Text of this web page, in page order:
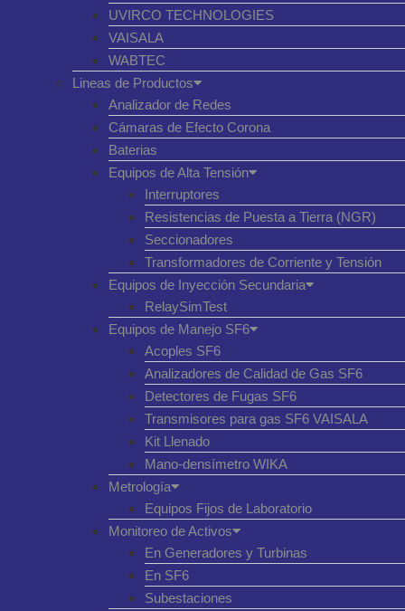
UVIRCO TECHNOLOGIES
VAISALA
WABTEC
Lineas de Productos
Analizador de Redes
Cámaras de Efecto Corona
Baterias
Equipos de Alta Tensión
Interruptores
Resistencias de Puesta a Tierra (NGR)
Seccionadores
Transformadores de Corriente y Tensión
Equipos de Inyección Secundaria
RelaySimTest
Equipos de Manejo SF6
Acoples SF6
Analizadores de Calidad de Gas SF6
Detectores de Fugas SF6
Transmisores para gas SF6 VAISALA
Kit Llenado
Mano-densímetro WIKA
Metrología
Equipos Fijos de Laboratorio
Monitoreo de Activos
En Generadores y Turbinas
En SF6
Subestaciones